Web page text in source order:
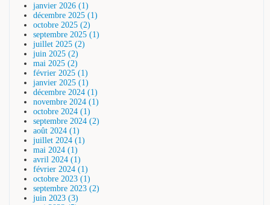
janvier 2026 (1)
décembre 2025 (1)
octobre 2025 (2)
septembre 2025 (1)
juillet 2025 (2)
juin 2025 (2)
mai 2025 (2)
février 2025 (1)
janvier 2025 (1)
décembre 2024 (1)
novembre 2024 (1)
octobre 2024 (1)
septembre 2024 (2)
août 2024 (1)
juillet 2024 (1)
mai 2024 (1)
avril 2024 (1)
février 2024 (1)
octobre 2023 (1)
septembre 2023 (2)
juin 2023 (3)